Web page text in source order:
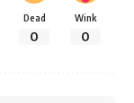
Dead
0
Wink
0